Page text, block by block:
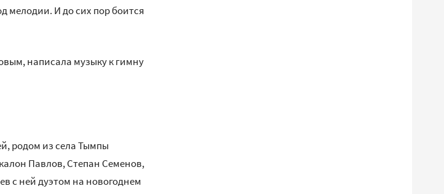
мелодии. И до сих пор боится
написала музыку к гимну
родом из села Тымпы
Павлов, Степан Семенов,
с ней дуэтом на новогоднем